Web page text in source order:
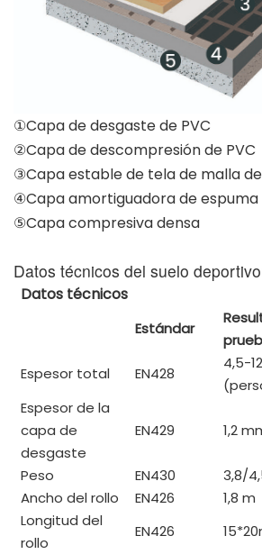
①Capa de desgaste de PVC
②Capa de descompresión de PVC
③Capa estable de tela de malla
④Capa amortiguadora de
⑤Capa compresiva densa
Datos técnicos del suelo
Datos técnicos
Estándar
Espesor total
EN428
4,5-
Espesor de la
capa de
desgaste
EN429 1,2
Peso EN430 3,8/
Ancho del rollo
EN426
1,8 m
Longitud del
rollo
EN426